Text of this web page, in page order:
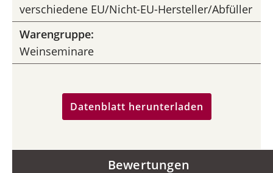
verschiedene EU/Nicht-EU-Hersteller/Abfüller
Warengruppe:
Weinseminare
Datenblatt herunterladen
Bewertungen